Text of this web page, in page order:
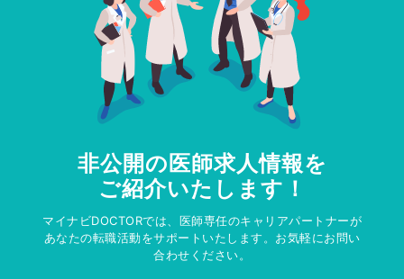
非公開の医師求人情報を
ご紹介いたします！
マイナビDOCTORでは、医師専任のキャリアパートナーが
あなたの転職活動をサポートいたします。お気軽にお問い
合わせください。